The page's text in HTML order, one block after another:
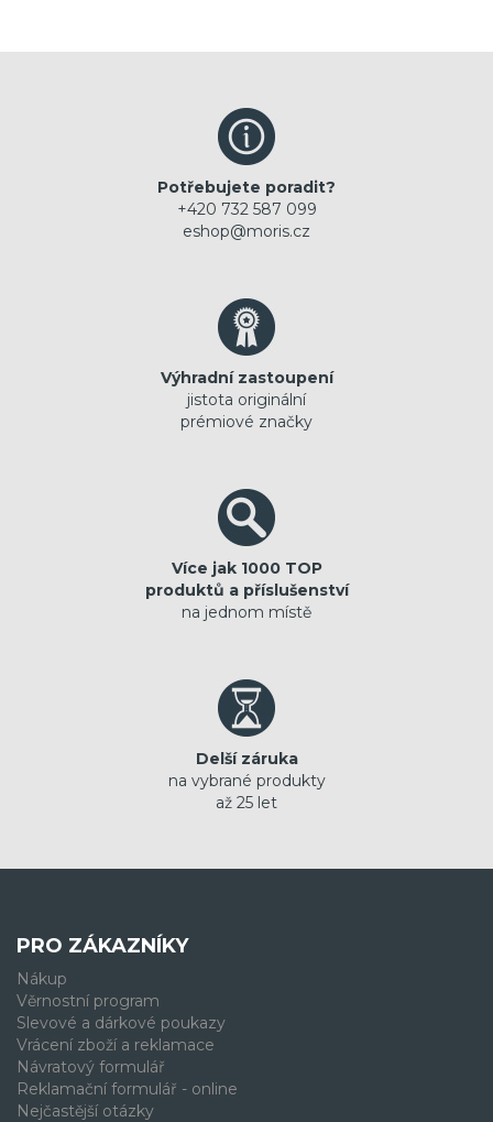
Potřebujete poradit?
+420 732 587 099
eshop@moris.cz
Výhradní zastoupení
jistota originální
prémiové značky
Více jak 1000 TOP
produktů a příslušenství
na jednom místě
Delší záruka
na vybrané produkty
až 25 let
PRO ZÁKAZNÍKY
Nákup
Věrnostní program
Slevové a dárkové poukazy
Vrácení zboží a reklamace
Návratový formulář
Reklamační formulář - online
Nejčastější otázky